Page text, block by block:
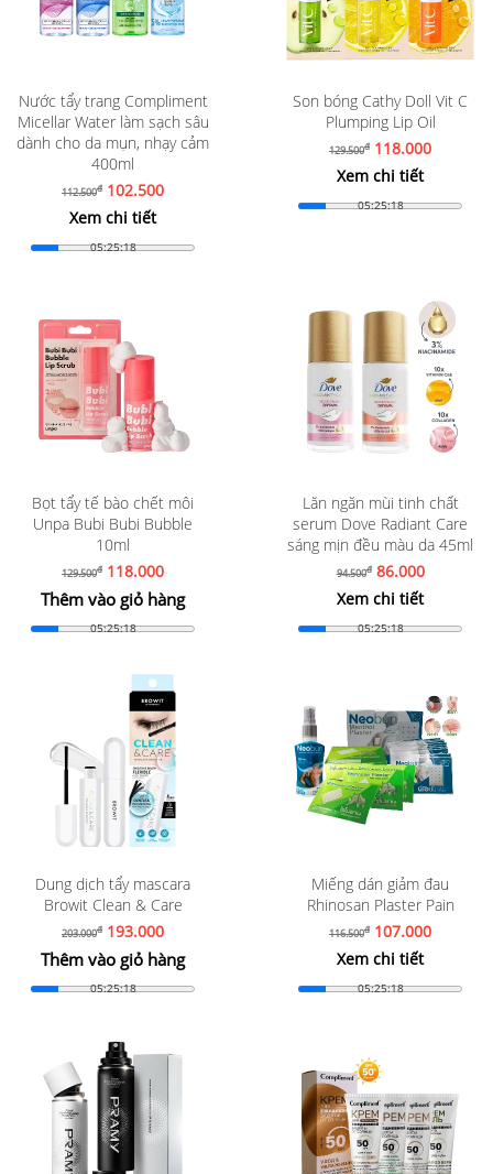
Nước tẩy trang Compliment
Micellar Water làm sạch sâu
dành cho da mụn, nhạy cảm
400ml
112.500đ 102.500
Xem chi tiết
05:25:16
Son bóng Cathy Doll Vit C
Plumping Lip Oil
129.500đ 118.000
Xem chi tiết
05:25:16
Bọt tẩy tế bào chết môi
Unpa Bubi Bubi Bubble
10ml
129.500đ 118.000
Thêm vào giỏ hàng
05:25:16
Lăn ngăn mùi tinh chất
serum Dove Radiant Care
sáng mịn đều màu da 45ml
94.500đ86.000
Xem chi tiết
05:25:16
Dung dịch tẩy mascara
Browit Clean & Care
203.000đ 193.000
Thêm vào giỏ hàng
05:25:16
Miếng dán giảm đau
Rhinosan Plaster Pain
116.500đ 107.000
Xem chi tiết
05:25:16